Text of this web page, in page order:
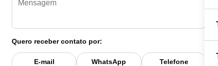
Quero receber contato por:
E-mail WhatsApp Telefone